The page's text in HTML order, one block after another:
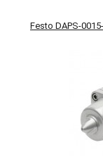
Festo DAPS-